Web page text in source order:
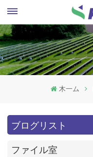
木一ム
ブログリスト
ファイル室